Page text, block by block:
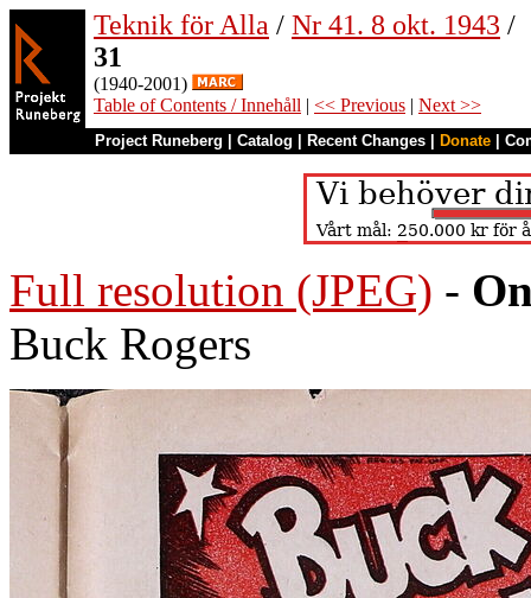
Teknik för Alla / Nr 41. 8 okt. 1943 /
31
(1940-2001)
Table of Contents / Innehåll | << Previous | Next >>
Project Runeberg Catalog Recent Changes Donate
Full resolution (JPEG) -
Buck Rogers